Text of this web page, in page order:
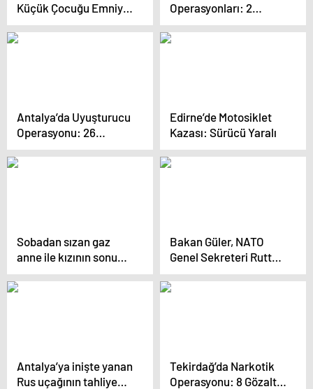
Küçük Çocuğu Emniyet
Şeridi Kullanımı
Konusundaki Bilgisi
Operasyonları: 2
Tutuklama
Antalya’da Uyuşturucu
Operasyonu: 26
Şüpheli Yakalandı
Edirne’de Motosiklet
Kazası: Sürücü Yaralı
Sobadan sızan gaz
anne ile kızının sonu
oldu
Bakan Güler, NATO
Genel Sekreteri Rutte
ile Görüştü
Antalya’ya inişte yanan
Rus uçağının tahliye
Tekirdağ’da Narkotik
Operasyonu: 8 Gözaltı,